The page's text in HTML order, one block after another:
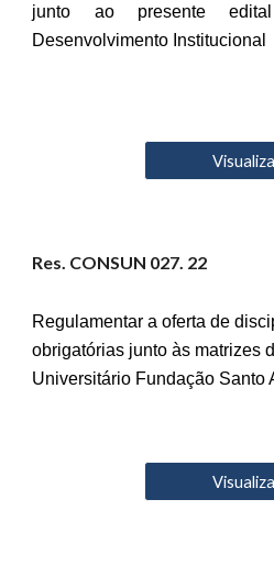
junto ao presente
Desenvolvimento Institucional
Res. CONSUN 027. 22
Regulamentar a oferta de
obrigatórias junto às matrizes
Universitário Fundação Santo